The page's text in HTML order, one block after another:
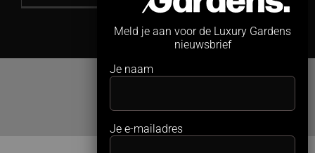
Meld je aan voor de Luxury Gardens
nieuwsbrief
Je naam
Je e-mailadres